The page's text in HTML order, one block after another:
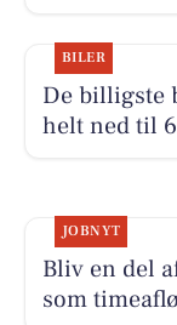
BILER
De billigste
helt ned til
JOBNYT
Bliv en del
som